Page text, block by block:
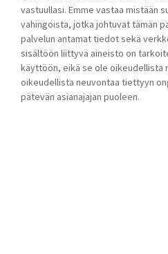
vastuullasi. Emme vastaa mistään
vahingoista, jotka johtuvat tämän
palvelun antamat tiedot sekä
sisältöön liittyvä aineisto on
käyttöön, eikä se ole oikeudellista
oikeudellista neuvontaa tiettyyn
pätevän asianajajan puoleen.